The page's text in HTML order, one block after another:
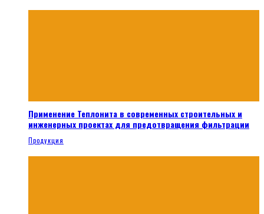
Применение Теплонита в современных строительных и
инженерных проектах для предотвращения фильтрации
Продукция